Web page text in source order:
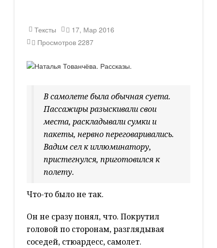
Тексты
17, Мар 2016
Просмотров 2287
В самолете была обычная суета.
Пассажиры разыскивали свои
места, раскладывали сумки и
пакеты, нервно переговаривались.
Вадим сел к иллюминатору,
пристегнулся, приготовился к
полету.
Что-то было не так.
Он не сразу понял, что. Покрутил
головой по сторонам, разглядывая
соседей, стюардесс, самолет.